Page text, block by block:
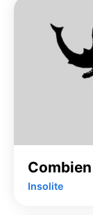
Insolite